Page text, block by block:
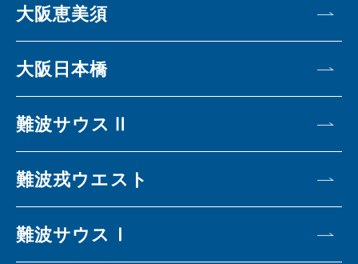
大阪恵美須
大阪日本橋
難波サウスⅡ
難波戎ウエスト
難波サウスⅠ